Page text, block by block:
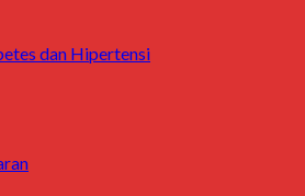
dan Hipertensi